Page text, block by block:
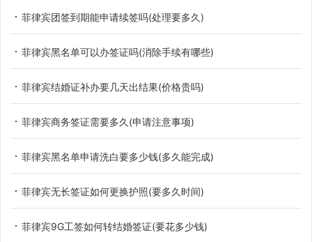
菲律宾团签到期能申请续签吗(处理要多久)
菲律宾黑名单可以办签证吗(消除手续有哪些)
菲律宾结婚证补办要几天出结果(价格贵吗)
菲律宾商务签证需要多久(申请注意事项)
菲律宾黑名单申请洗白要多少钱(多久能完成)
菲律宾无长签证如何更换护照(要多久时间)
菲律宾9G工签如何转结婚签证(要花多少钱)